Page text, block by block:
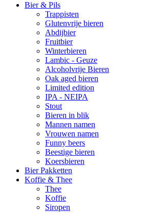
Bier & Pils
Trappisten
Glutenvrije bieren
Abdijbier
Fruitbier
Winterbieren
Lambic - Geuze
Alcoholvrije Bieren
Oak aged bieren
Limited edition
IPA - NEIPA
Stout
Bieren in blik
Mannen namen
Vrouwen namen
Funny beers
Beestige bieren
Koersbieren
Bier Pakketten
Koffie & Thee
Thee
Koffie
Siropen